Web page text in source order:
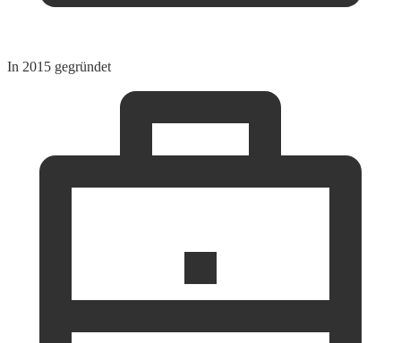
In 2015 gegründet